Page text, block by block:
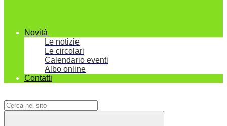
Novità
Le notizie
Le circolari
Calendario eventi
Albo online
Contatti